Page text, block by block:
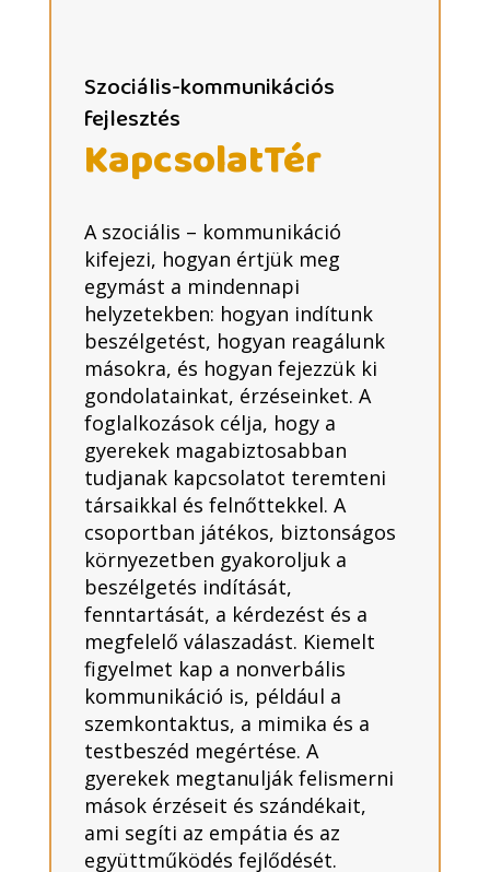
Szociális-kommunikációs
fejlesztés
KapcsolatTér
A szociális – kommunikáció
kifejezi, hogyan értjük meg
egymást a mindennapi
helyzetekben: hogyan indítunk
beszélgetést, hogyan reagálunk
másokra, és hogyan fejezzük ki
gondolatainkat, érzéseinket. A
foglalkozások célja, hogy a
gyerekek magabiztosabban
tudjanak kapcsolatot teremteni
társaikkal és felnőttekkel. A
csoportban játékos, biztonságos
környezetben gyakoroljuk a
beszélgetés indítását,
fenntartását, a kérdezést és a
megfelelő válaszadást. Kiemelt
figyelmet kap a nonverbális
kommunikáció is, például a
szemkontaktus, a mimika és a
testbeszéd megértése. A
gyerekek megtanulják felismerni
mások érzéseit és szándékait,
ami segíti az empátia és az
együttműködés fejlődését.